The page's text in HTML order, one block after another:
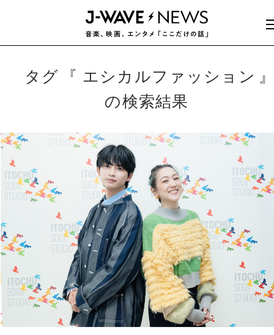
タグ
エシカルファッション
の検索結果